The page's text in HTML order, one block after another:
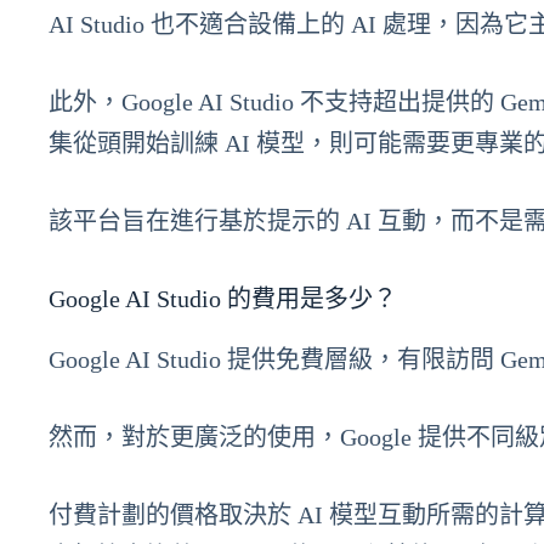
AI Studio 也不適合設備上的 AI 處理，因為它
此外，Google AI Studio 不支持超出提供的
集從頭開始訓練 AI 模型，則可能需要更專業
該平台旨在進行基於提示的 AI 互動，而不是
Google AI Studio 的費用是多少？
Google AI Studio 提供免費層級，有限訪問
然而，對於更廣泛的使用，Google 提供不同
付費計劃的價格取決於 AI 模型互動所需的計